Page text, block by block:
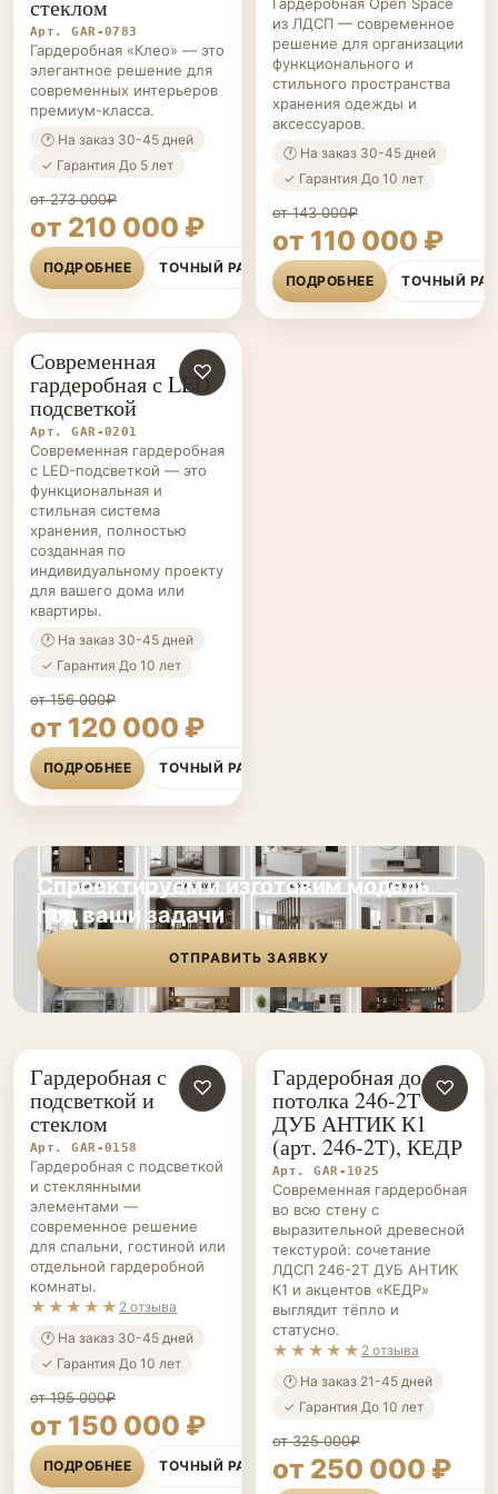
стеклом
Арт. GAR-0783
Гардеробная «Клео» — это
элегантное решение для
современных интерьеров
премиум-класса.
🕐 На заказ 30-45 дней
✓ Гарантия До 5 лет
от 273 000₽
от 210 000 ₽
ПОДРОБНЕЕ ТОЧНЫЙ РАСЧЁТ
из ЛДСП — современное
решение для организации
функционального и
стильного пространства
хранения одежды и
аксессуаров.
🕐 На заказ 30-45 дней
✓ Гарантия До 10 лет
от 143 000₽
от 110 000 ₽
ПОДРОБНЕЕ ТОЧНЫЙ
ГАРДЕРОБНЫЕ НА ЗАКАЗ
♡
Современная
гардеробная с LED
подсветкой
Арт. GAR-0201
Современная гардеробная
с LED-подсветкой — это
функциональная и
стильная система
хранения, полностью
созданная по
индивидуальному проекту
для вашего дома или
квартиры.
🕐 На заказ 30-45 дней
✓ Гарантия До 10 лет
от 156 000₽
от 120 000 ₽
ПОДРОБНЕЕ ТОЧНЫЙ РАСЧЁТ
Спроектируем и изготовим модель
под ваши задачи
ОТПРАВИТЬ ЗАЯВКУ
ГАРДЕРОБНЫЕ НА ЗАКАЗ
♡
Гардеробная с
подсветкой и
стеклом
Арт. GAR-0158
Гардеробная с подсветкой
и стеклянными
элементами —
современное решение
для спальни, гостиной или
отдельной гардеробной
комнаты.
★★★★★ 2 отзыва
🕐 На заказ 30-45 дней
✓ Гарантия До 10 лет
от 195 000₽
от 150 000 ₽
ПОДРОБНЕЕ ТОЧНЫЙ РАСЧЁТ
ГАРДЕРОБНЫЕ НА ЗАКАЗ
♡
Гардеробная до
потолка 246-2Т
ДУБ АНТИК К1
(арт. 246-2Т), КЕДР
Арт. GAR-1025
Современная гардеробная
во всю стену с
выразительной древесной
текстурой: сочетание
ЛДСП 246-2Т ДУБ АНТИК
К1 и акцентов «КЕДР»
выглядит тёпло и
статусно.
★★★★★ 2 отзыва
🕐 На заказ 21-45 дней
✓ Гарантия До 10 лет
от 325 000₽
от 250 000 ₽